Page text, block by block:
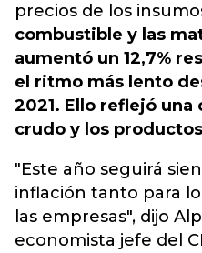
precios de los
combustible y las
aumentó un 12,7%
el ritmo más lento
2021. Ello reflejó una
crudo y los
"Este año seguirá
inflación tanto para
las empresas", dijo
economista jefe del